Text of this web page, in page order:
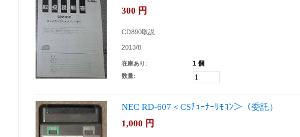
300 円
CD890取説
2013/8
在庫あり: 1 個
数量:
NEC RD-607＜CSﾁｭｰﾅｰﾘﾓｺﾝ＞（委託）
1,000 円